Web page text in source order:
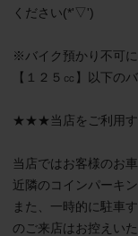
ください(*'▽')
※バイク預かり不可
【１２５㏄】以下の
★★★当店をご利用
当店ではお客様のお
近隣のコインパーキ
また、一時的に駐車
のご来店はお控えい